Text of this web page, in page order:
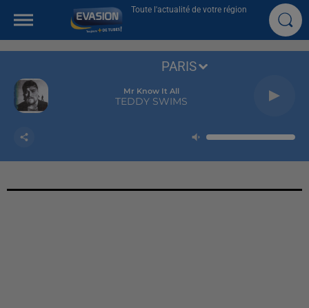
Toute l'actualité de votre région
Mr Know It All
TEDDY SWIMS
PARIS